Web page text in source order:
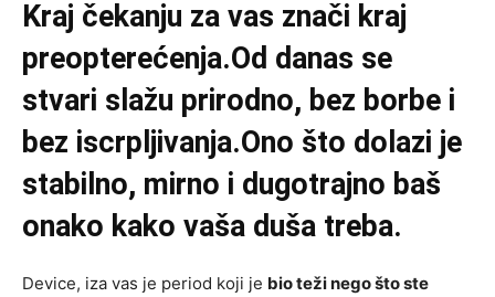
Kraj čekanju za vas znači kraj
preopterećenja.Od danas se
stvari slažu prirodno, bez borbe i
bez iscrpljivanja.Ono što dolazi je
stabilno, mirno i dugotrajno baš
onako kako vaša duša treba.
Device, iza vas je period koji je bio teži nego što ste